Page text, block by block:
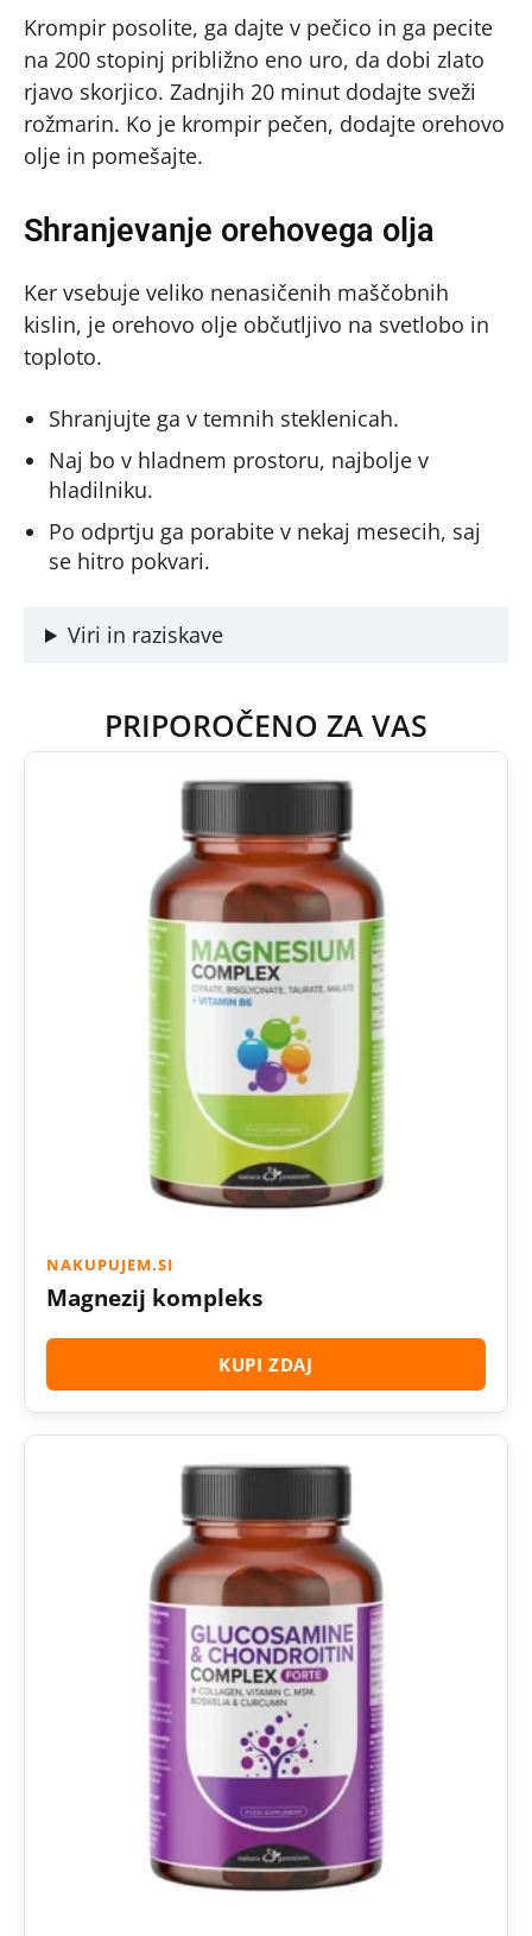
Krompir posolite, ga dajte v pečico in ga pecite
na 200 stopinj približno eno uro, da dobi zlato
rjavo skorjico. Zadnjih 20 minut dodajte sveži
rožmarin. Ko je krompir pečen, dodajte orehovo
olje in pomešajte.
Shranjevanje orehovega olja
Ker vsebuje veliko nenasičenih maščobnih
kislin, je orehovo olje občutljivo na svetlobo in
toploto.
Shranjujte ga v temnih steklenicah.
Naj bo v hladnem prostoru, najbolje v
hladilniku.
Po odprtju ga porabite v nekaj mesecih, saj
se hitro pokvari.
Viri in raziskave
PRIPOROČENO ZA VAS
NAKUPUJEM.SI
Magnezij kompleks
KUPI ZDAJ